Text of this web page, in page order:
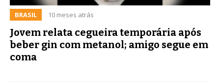
BRASIL 10 meses atrás
Jovem relata cegueira temporária após
beber gin com metanol; amigo segue em
coma